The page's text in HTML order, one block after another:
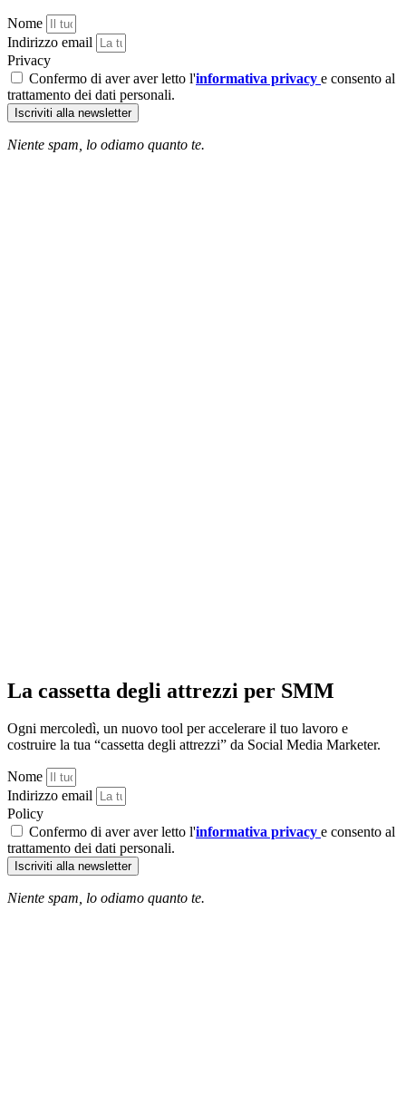
Nome
Indirizzo email
Privacy
Confermo di aver aver letto l'informativa privacy e consento al
trattamento dei dati personali.
Iscriviti alla newsletter
Niente spam, lo odiamo quanto te.
La cassetta degli attrezzi per SMM
Ogni mercoledì, un nuovo tool per accelerare il tuo lavoro e
costruire la tua “cassetta degli attrezzi” da Social Media Marketer.
Nome
Indirizzo email
Policy
Confermo di aver aver letto l'informativa privacy e consento al
trattamento dei dati personali.
Iscriviti alla newsletter
Niente spam, lo odiamo quanto te.